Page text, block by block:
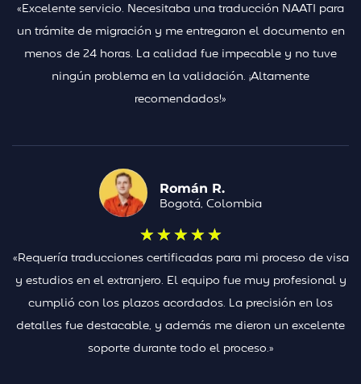
«Excelente servicio. Necesitaba una traducción NAATI para
un trámite de migración y me entregaron el documento en
menos de 24 horas. La calidad fue impecable y no tuve
ningún problema en la validación. ¡Altamente
recomendados!»
Román R.
Bogotá, Colombia
★★★★★
«Requería traducciones certificadas para mi proceso de visa
y estudios en el extranjero. El equipo fue muy profesional y
cumplió con los plazos acordados. La precisión en los
detalles fue destacable, y además me dieron un excelente
soporte durante todo el proceso.»